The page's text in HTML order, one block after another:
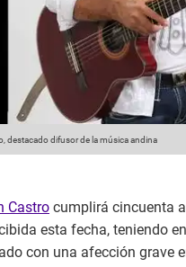
destacado difusor de la música andina
Castro cumplirá cincuenta
esta fecha, teniendo
con una afección grave